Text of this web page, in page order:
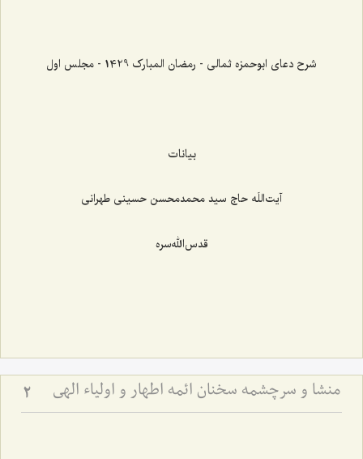
شرح دعای ابوحمزه ثمالی - رمضان المبارک 1429 - مجلس اول
بیانات
آیت‌اللَه حاج سید محمدمحسن حسینی طهرانی
قدس‌الله‌سره
منشا و سرچشمه سخنان ائمه اطهار و اولیاء الهی 2